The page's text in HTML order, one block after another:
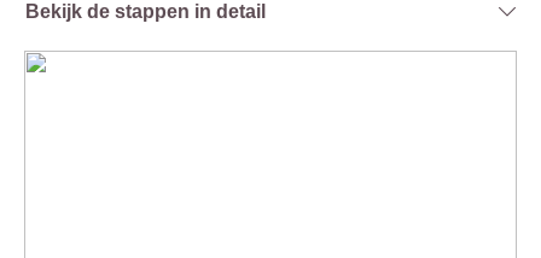
Bekijk de stappen in detail